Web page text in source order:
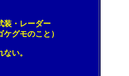
装・レーダー
グモのこと）
い。